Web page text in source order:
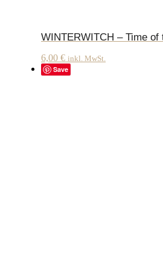
WINTERWITCH – Time of
6,00 € inkl. MwSt.
Save